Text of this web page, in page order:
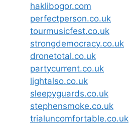
haklibogor.com
perfectperson.co.uk
tourmusicfest.co.uk
strongdemocracy.co.uk
dronetotal.co.uk
partycurrent.co.uk
lightalso.co.uk
sleepyguards.co.uk
stephensmoke.co.uk
trialuncomfortable.co.uk